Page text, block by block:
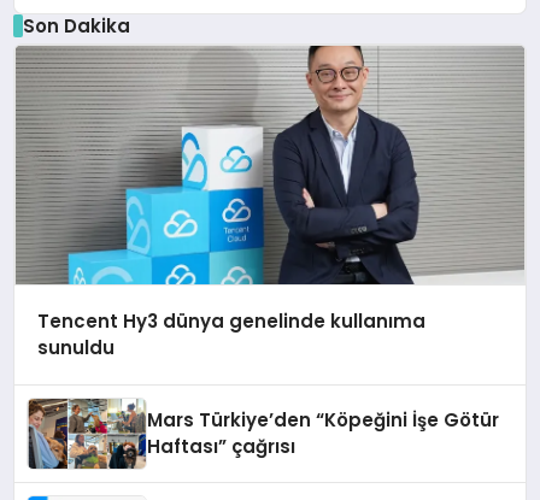
Son Dakika
Tencent Hy3 dünya genelinde kullanıma
sunuldu
Mars Türkiye’den “Köpeğini İşe Götür
Haftası” çağrısı